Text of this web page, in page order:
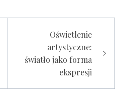
Oświetlenie
artystyczne:
światło jako forma
ekspresji